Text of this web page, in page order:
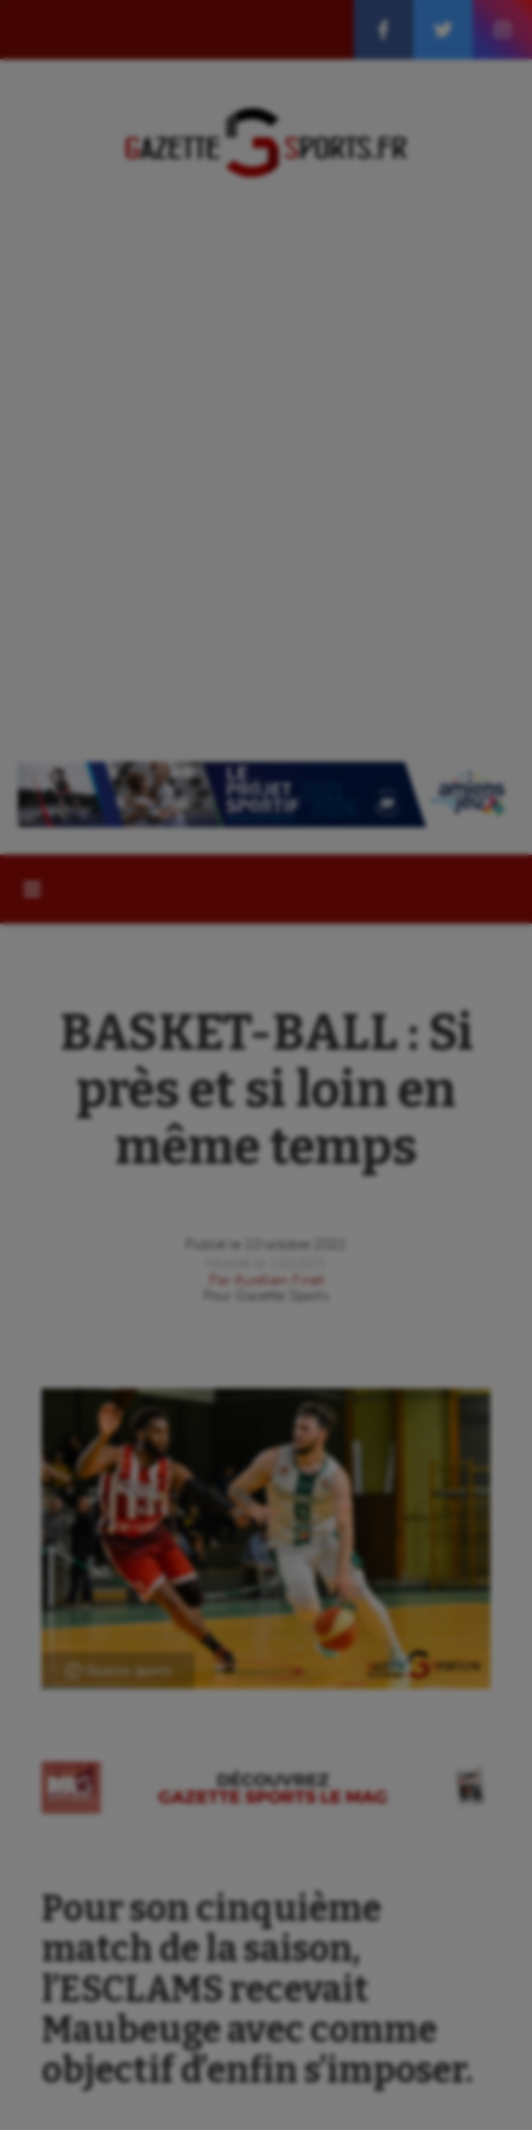
BASKET-BALL : Si
près et si loin en
même temps
Publié le
10 octobre 2021
Par
Aurélien Finet
Gazette Sports
Ⓒ Gazette Sports
Pour son cinquième
match de la saison,
l’ESCLAMS recevait
Maubeuge avec comme
objectif d’enfin s’imposer.